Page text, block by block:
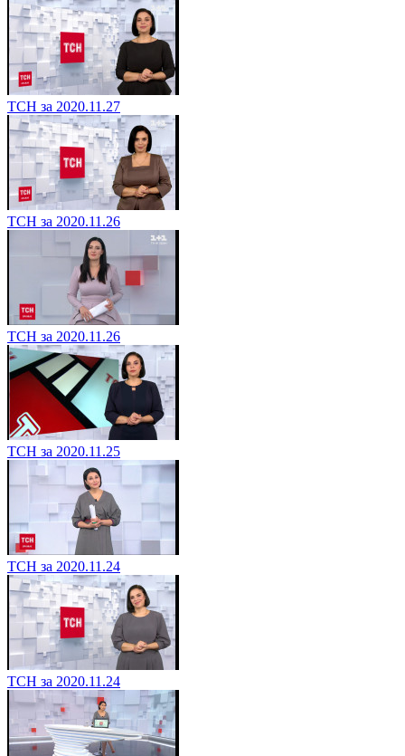
ТСН за 2020.11.27
ТСН за 2020.11.26
ТСН за 2020.11.26
ТСН за 2020.11.25
ТСН за 2020.11.24
ТСН за 2020.11.24